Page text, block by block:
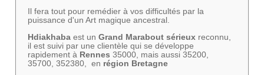
Il fera tout pour remédier à vos difficultés par la
puissance d'un Art magique ancestral.
Hdiakhaba est un Grand Marabout sérieuxreconnu,
il est suivi par une clientèle qui se développe
rapidement à Rennes 35000, mais aussi 35200,
35700, 352380, en région Bretagne